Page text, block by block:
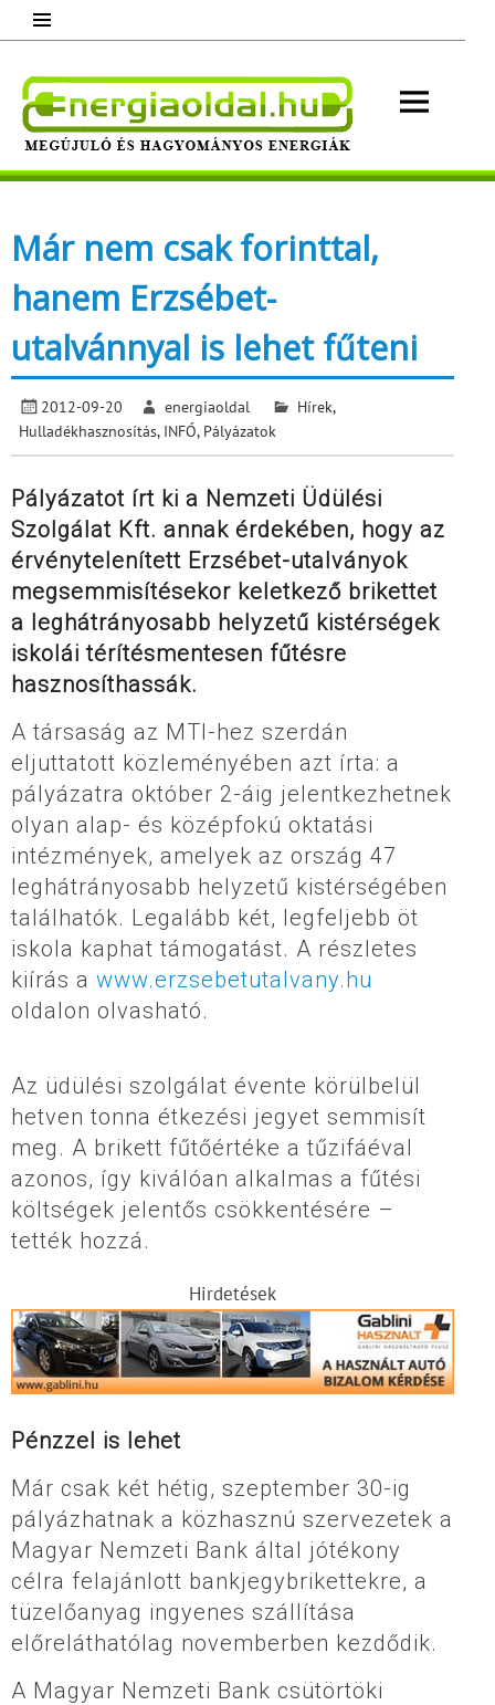
content
Megújuló és hagyományos energiák.
Már nem csak forinttal,
hanem Erzsébet-
utalvánnyal is lehet fűteni
2012-09-20 energiaoldal Hírek,
Hulladékhasznosítás, INFÓ, Pályázatok
Pályázatot írt ki a Nemzeti Üdülési
Szolgálat Kft. annak érdekében, hogy az
érvénytelenített Erzsébet-utalványok
megsemmisítésekor keletkező brikettet
a leghátrányosabb helyzetű kistérségek
iskolái térítésmentesen fűtésre
hasznosíthassák.
A társaság az MTI-hez szerdán
eljuttatott közleményében azt írta: a
pályázatra október 2-áig jelentkezhetnek
olyan alap- és középfokú oktatási
intézmények, amelyek az ország 47
leghátrányosabb helyzetű kistérségében
találhatók. Legalább két, legfeljebb öt
iskola kaphat támogatást. A részletes
kiírás a www.erzsebetutalvany.hu
oldalon olvasható.
Az üdülési szolgálat évente körülbelül
hetven tonna étkezési jegyet semmisít
meg. A brikett fűtőértéke a tűzifáéval
azonos, így kiválóan alkalmas a fűtési
költségek jelentős csökkentésére –
tették hozzá.
Hirdetések
Pénzzel is lehet
Már csak két hétig, szeptember 30-ig
pályázhatnak a közhasznú szervezetek a
Magyar Nemzeti Bank által jótékony
célra felajánlott bankjegybrikettekre, a
tüzelőanyag ingyenes szállítása
előreláthatólag novemberben kezdődik.
A Magyar Nemzeti Bank csütörtöki